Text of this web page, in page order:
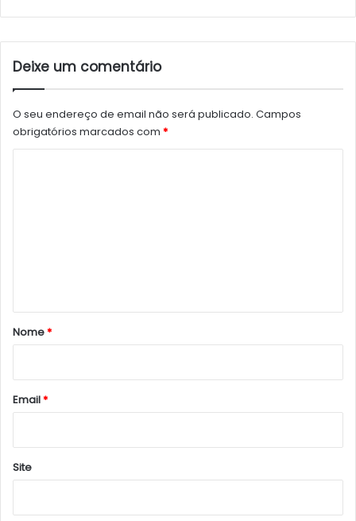
Deixe um comentário
O seu endereço de email não será publicado. Campos
obrigatórios marcados com *
r
*
Nome*
Email*
Site